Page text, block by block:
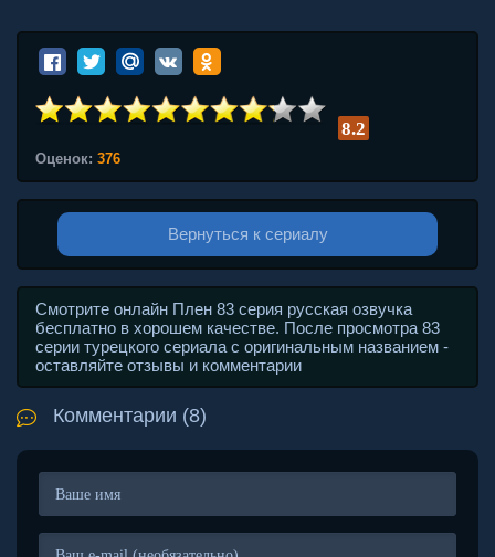
8.2
Оценок: 376
Вернуться к сериалу
Смотрите онлайн Плен 83 серия русская озвучка
бесплатно в хорошем качестве. После просмотра 83
серии турецкого сериала с оригинальным названием -
оставляйте отзывы и комментарии
Комментарии (8)